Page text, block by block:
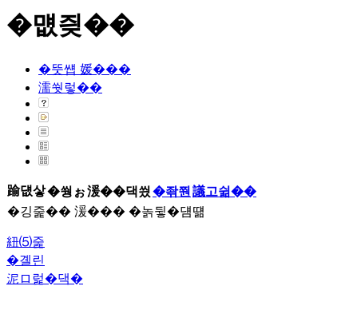
�먮즺��
�뚯썝 媛���
濡쒓렇��
踰덊샇�쒕ぉ湲��댁씠�좎쭨 議고쉶��
�깅줉�� 湲��� �놁뒿�덈떎
紐⑸줉
�곌린
泥ロ럹�댁�